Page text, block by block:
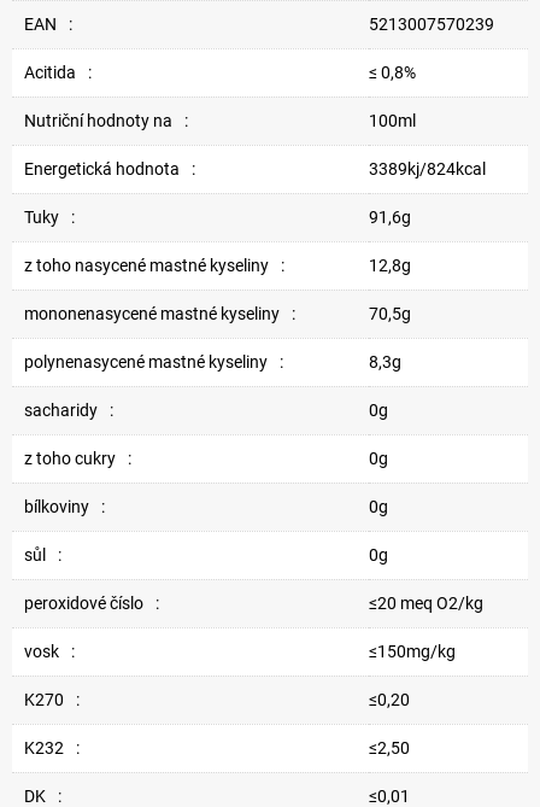
EAN : 5213007570239
Acitida : ≤ 0,8%
Nutriční hodnoty na : 100ml
Energetická hodnota : 3389kj/824kcal
Tuky : 91,6g
z toho nasycené mastné kyseliny : 12,8g
mononenasycené mastné kyseliny : 70,5g
polynenasycené mastné kyseliny : 8,3g
sacharidy : 0g
z toho cukry : 0g
bílkoviny : 0g
sůl : 0g
peroxidové číslo : ≤20 meq O2/kg
vosk : ≤150mg/kg
K270 : ≤0,20
K232 : ≤2,50
DK : ≤0,01